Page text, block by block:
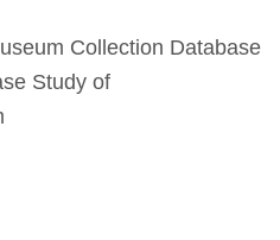
Collection Database
Study of